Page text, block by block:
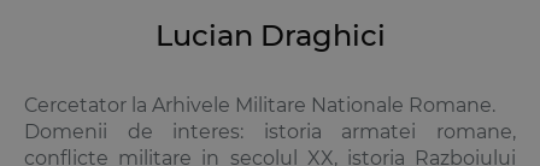
Lucian Draghici
Cercetator la Arhivele Militare Nationale Romane.
Domenii de interes: istoria armatei romane,
conflicte militare in secolul XX, istoria Razboiului